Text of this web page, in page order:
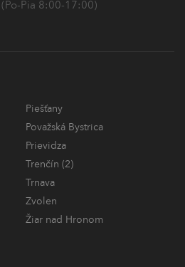
(Po-Pia 8:00-17:00)
Piešťany
Považská Bystrica
Prievidza
Trenčín (2)
Trnava
Zvolen
Žiar nad Hronom